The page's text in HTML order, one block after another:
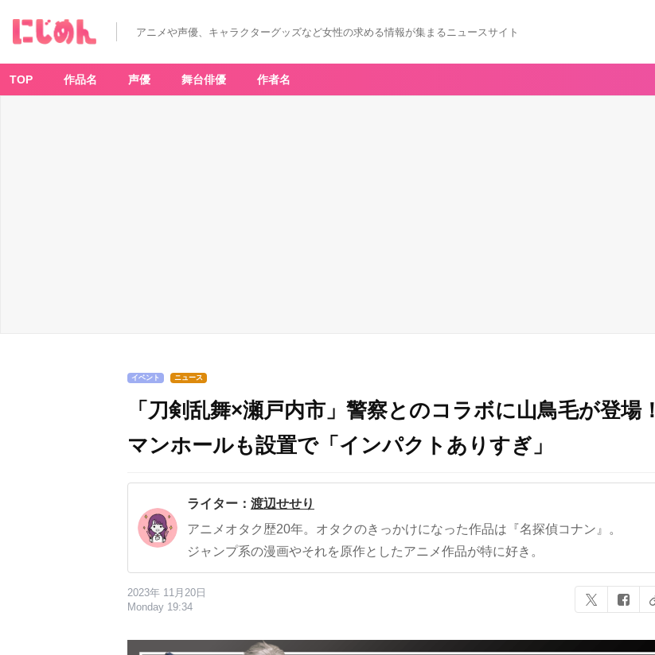
アニメや声優、キャラクターグッズなど女性の求める情報が集まるニュースサイト
TOP 作品名 声優 舞台俳優 作者名
イベント ニュース
「刀剣乱舞×瀬戸内市」警察とのコラボに山鳥毛が登場！
マンホールも設置で「インパクトありすぎ」
ライター： 渡辺せせり
アニメオタク歴20年。オタクのきっかけになった作品は『名探偵コナン』。
ジャンプ系の漫画やそれを原作としたアニメ作品が特に好き。
2023年 11月20日
Monday 19:34